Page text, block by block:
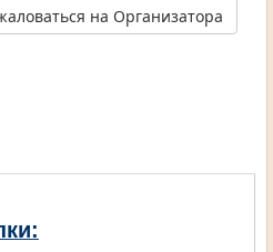
на Организатора